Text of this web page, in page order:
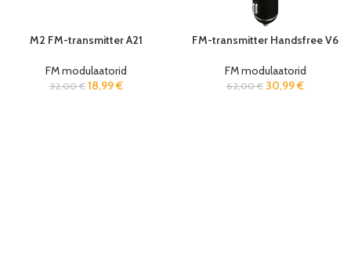
M2 FM-transmitter A21
FM modulaatorid
32,00€ 18,99€
FM-transmitter Handsfree V6
FM modulaatorid
62,00€ 30,99€